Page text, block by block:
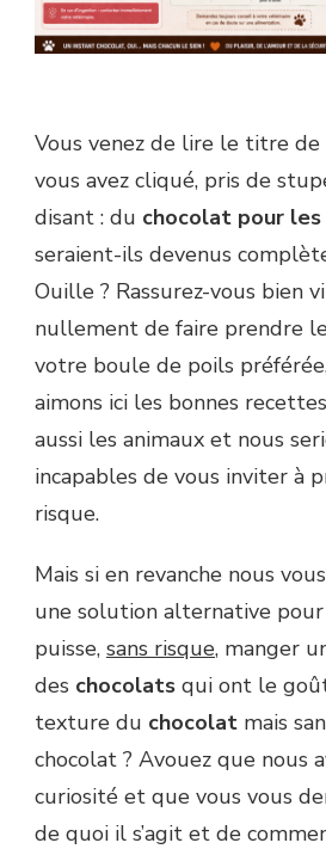
Vous venez de lire le titre
vous avez cliqué, pris de
disant : du chocolat pour les
seraient-ils devenus
Ouille ? Rassurez-vous bien
nullement de faire prendre
votre boule de poils
aimons ici les bonnes
aussi les animaux et nous
incapables de vous inviter à
risque.
Mais si en revanche nous
une solution alternative
puisse, sans risque, manger
des chocolats qui ont le
texture du chocolat mais
chocolat ? Avouez que nous
curiosité et que vous vous
de quoi il s’agit et de